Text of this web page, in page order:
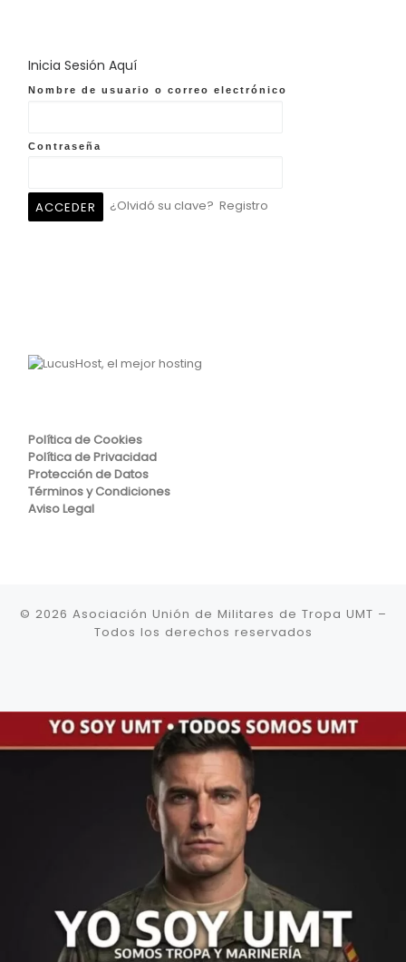
Inicia Sesión Aquí
Nombre de usuario o correo electrónico
Contraseña
¿Olvidó su clave? Registro
Política de Cookies
Política de Privacidad
Protección de Datos
Términos y Condiciones
Aviso Legal
© 2026 Asociación Unión de Militares de Tropa UMT –
Todos los derechos reservados